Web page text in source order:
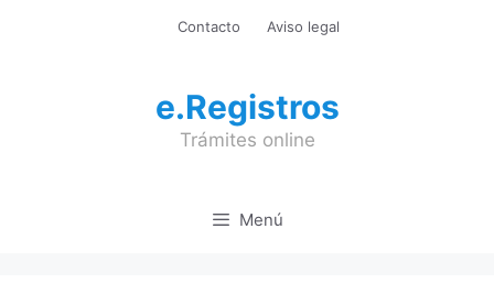
Contacto Aviso legal
e.Registros
Trámites online
Menú